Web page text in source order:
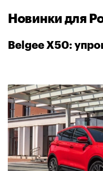
Новинки для
Belgee X50:
00:00 / 00:00